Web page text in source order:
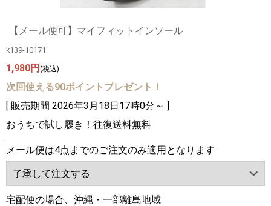
【メール便可】マイフィットインソール
k139-10171
1,980円 (税込)
次回使える90ポイントプレゼント！
[ 販売期間 2026年3月18日17時0分 ～ ]
おうちで試し履き！往復送料無料
メール便は4点までのご注文のみ適用となります
宅配便の場合、沖縄・一部離島地域